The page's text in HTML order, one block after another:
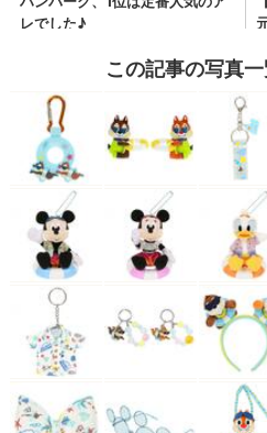
この記事の写真一